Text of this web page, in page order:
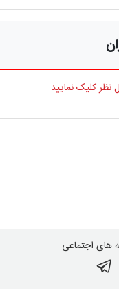
کلیک نمایید
های اجتماعی